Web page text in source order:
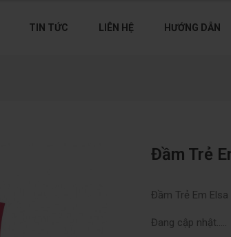
TIN TỨC LIÊN HỆ HƯỚNG DẪN
Đầm Trẻ
Đầm Trẻ Em Elsa
Đang cập nhật…..